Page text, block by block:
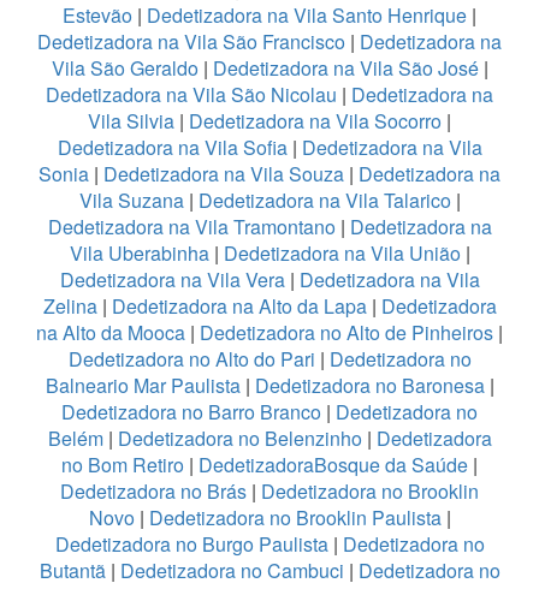
Estevão | Dedetizadora na Vila Santo Henrique |
Dedetizadora na Vila São Francisco | Dedetizadora na
Vila São Geraldo| Dedetizadora na Vila São José|
Dedetizadora na Vila São Nicolau | Dedetizadora na
Vila Silvia | Dedetizadora na Vila Socorro |
Dedetizadora na Vila Sofia| Dedetizadora na Vila
Sonia | Dedetizadora na Vila Souza | Dedetizadora na
Vila Suzana| Dedetizadora na Vila Talarico|
Dedetizadora na Vila Tramontano| Dedetizadora na
Vila Uberabinha| Dedetizadora na Vila União|
Dedetizadora na Vila Vera| Dedetizadora na Vila
Zelina| Dedetizadora na Alto da Lapa| Dedetizadora
na Alto da Mooca | Dedetizadora no Alto de Pinheiros |
Dedetizadora no Alto do Pari | Dedetizadora no
Balneario Mar Paulista| Dedetizadora no Baronesa|
Dedetizadora no Barro Branco | Dedetizadora no
Belém| Dedetizadora no Belenzinho| Dedetizadora
no Bom Retiro | DedetizadoraBosque da Saúde |
Dedetizadora no Brás | Dedetizadora no Brooklin
Novo| Dedetizadora no Brooklin Paulista|
Dedetizadora no Burgo Paulista| Dedetizadora no
Butantã| Dedetizadora no Cambuci | Dedetizadora no